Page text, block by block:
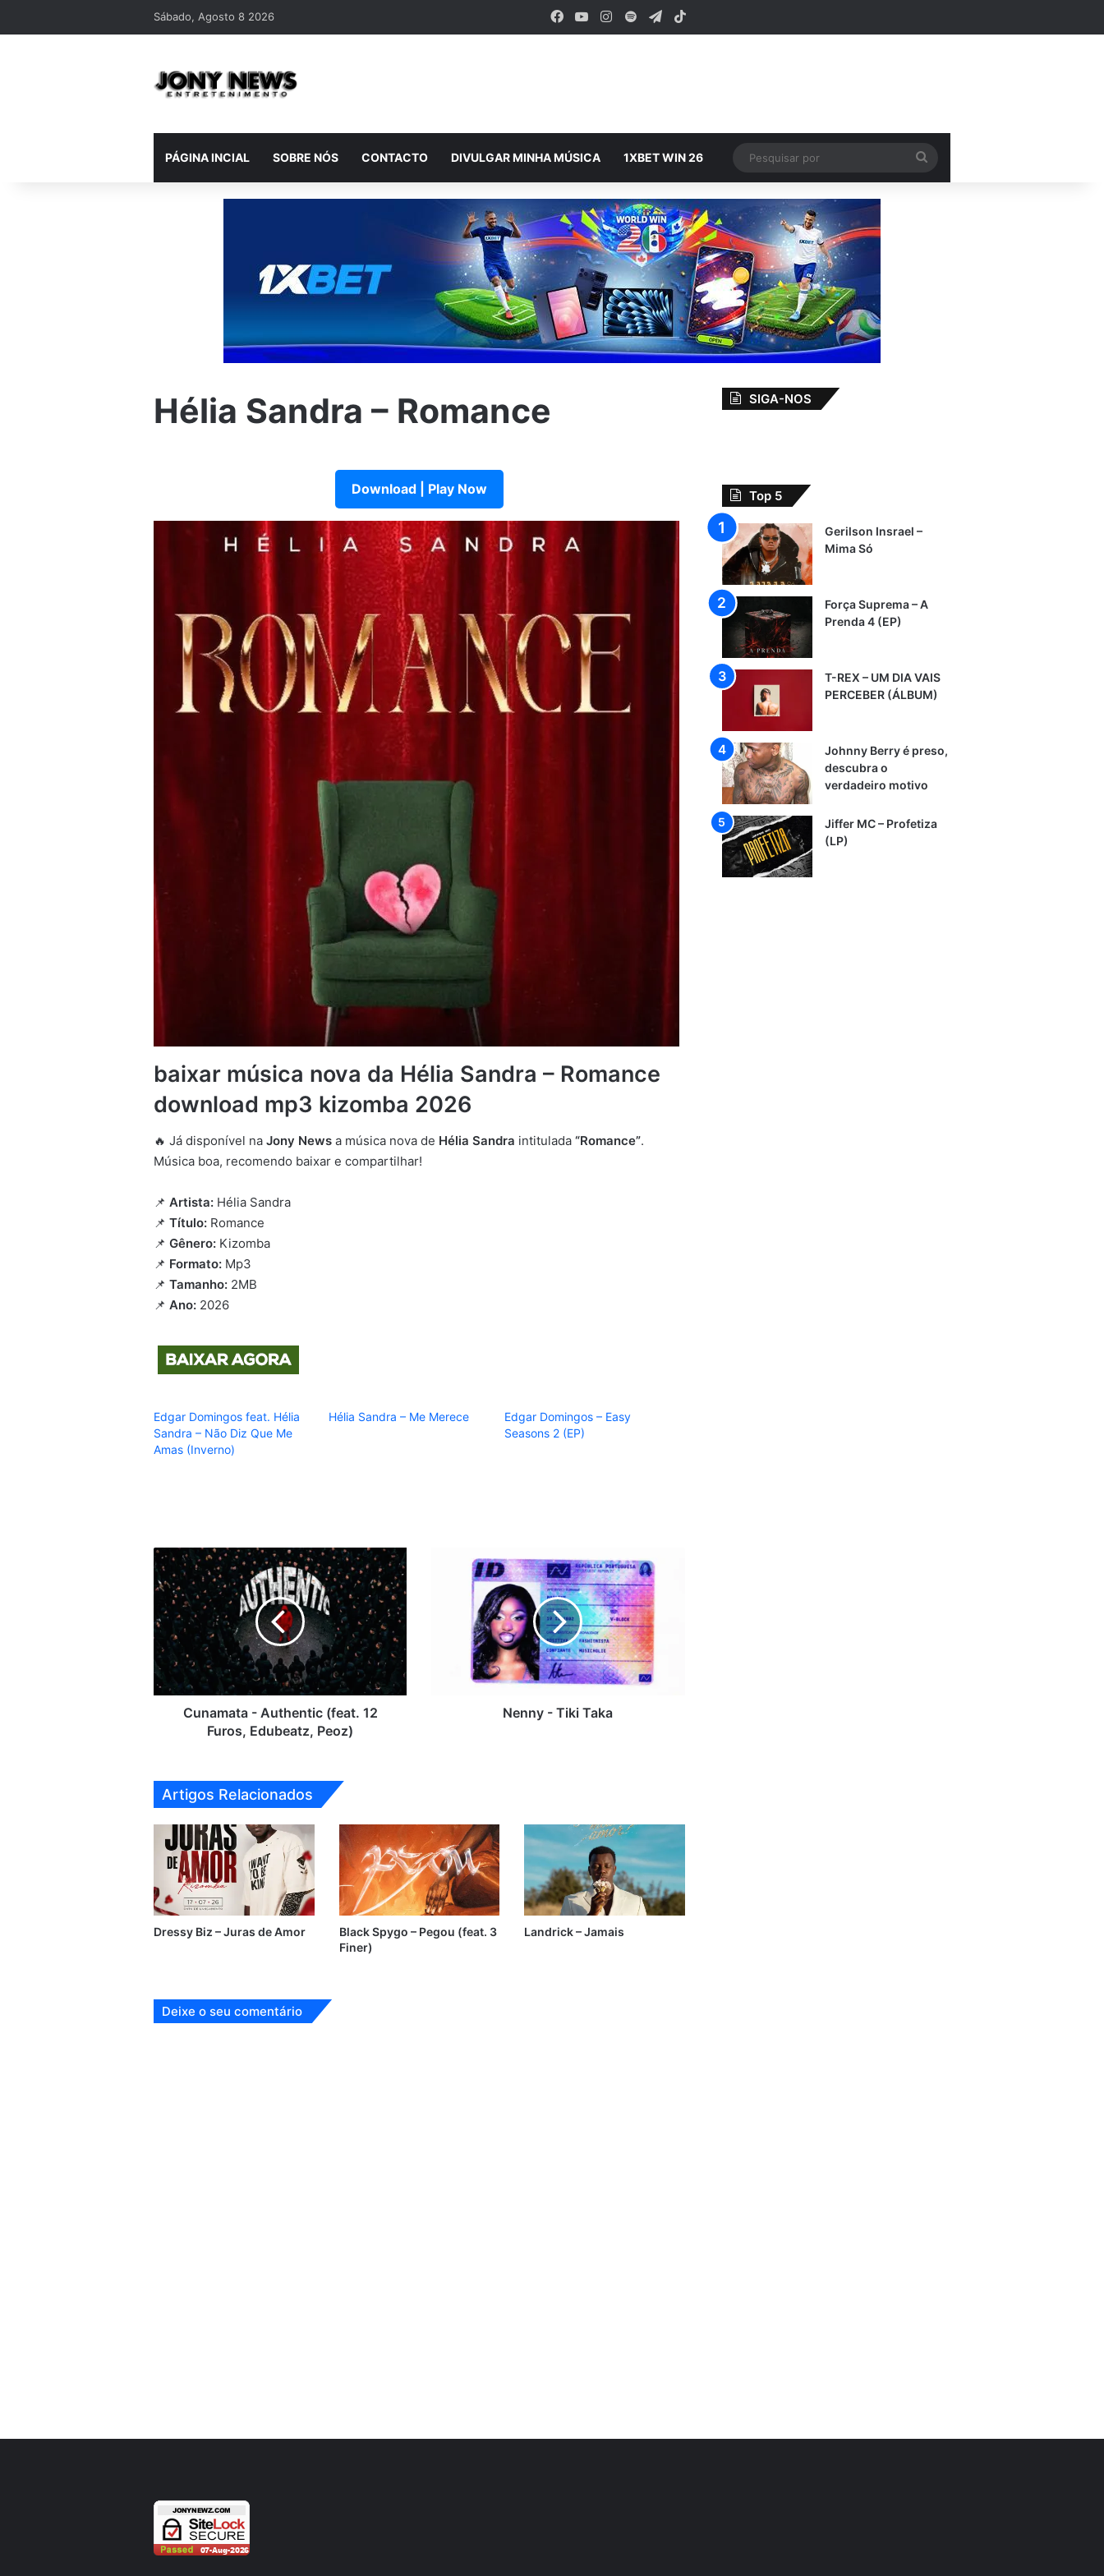
Sábado, Agosto 8 2026 Facebook
YouTubeInstagram
SpotifyTelegram
PÁGINA INCIAL SOBRE NÓS CONTACTO DIVULGAR MINHA MÚSICA 1XBET WIN 26
por
Hélia Sandra – Romance
Download | Play Now
baixar música nova da Hélia Sandra – Romance
download mp3 kizomba 2026
🔥 Já disponível na Jony News a música nova de Hélia Sandra intitulada “Romance”.
Música boa, recomendo baixar e compartilhar!
📌 Artista: Hélia Sandra
📌 Título: Romance
📌 Gênero: Kizomba
📌 Formato: Mp3
📌 Tamanho: 2MB
📌 Ano: 2026
Edgar Domingos feat. Hélia
Sandra – Não Diz Que Me
Amas (Inverno)
Hélia Sandra – Me Merece
Edgar Domingos – Easy
Seasons 2 (EP)
Cunamata
-
Authentic
(feat.
12
Furos,
Edubeatz,
Peoz)
Cunamata - Authentic (feat. 12
Furos, Edubeatz, Peoz)
Nenny - Tiki Taka
Artigos Relacionados
Dressy Biz – Juras de Amor
Black Spygo – Pegou (feat. 3
Finer)
Landrick – Jamais
Deixe o seu comentário
SIGA-NOS
Top 5
Gerilson Insrael –
Mima Só
Força Suprema – A
Prenda 4 (EP)
T-REX – UM DIA VAIS
PERCEBER (ÁLBUM)
Johnny Berry é preso,
descubra o
verdadeiro motivo
Jiffer MC – Profetiza
(LP)